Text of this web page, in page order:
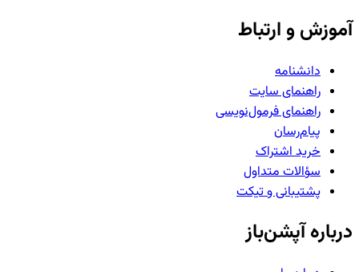
آموزش و ارتباط
دانشنامه
راهنمای سایت
راهنمای فرمول‌نویسی
پیام‌رسان
خرید اشتراک
سؤالات متداول
پشتیبانی و تیکت
درباره آپشن‌باز